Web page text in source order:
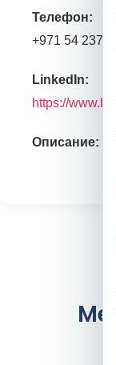
Телефон:
+971 54 237
LinkedIn:
https://
Описание: